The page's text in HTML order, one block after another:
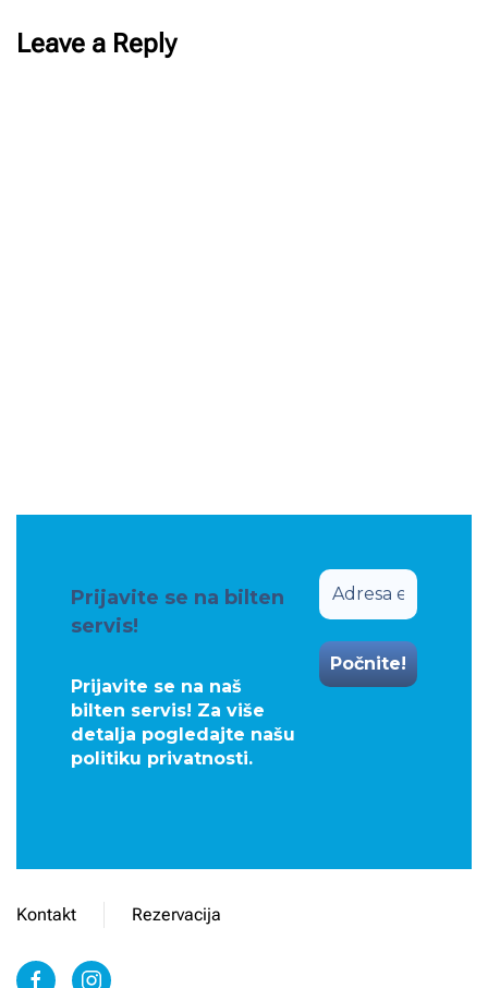
Leave a Reply
Prijavite se na bilten
servis!
Prijavite se na naš
bilten servis! Za više
detalja pogledajte našu
politiku privatnosti.
Kontakt Rezervacija